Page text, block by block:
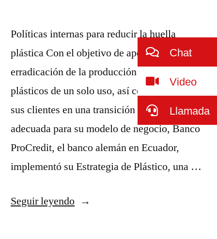
Políticas internas para reducir la huella
plástica Con el objetivo de aportar a la
erradicación de la producción de artículos
plásticos de un solo uso, así como de asistir a
sus clientes en una transición ecológica
adecuada para su modelo de negocio, Banco
ProCredit, el banco alemán en Ecuador,
implementó su Estrategia de Plástico, una …
Seguir leyendo
Chat
Video
Llamada